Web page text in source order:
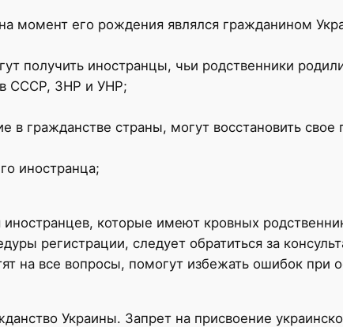
момент его рождения являлся гражданином
получить иностранцы, чьи родственники
в СССР, ЗНР и УНР;
в гражданстве страны, могут восстановить
иностранца;
которые имеют кровных
регистрации, следует обратиться за
на все вопросы, помогут избежать ошибок при
Украины. Запрет на присвоение